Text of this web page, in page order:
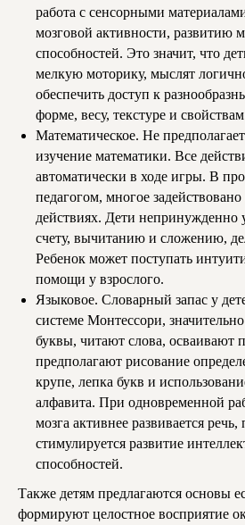
работа с сенсорными
мозговой активности, развитию
способностей. Это значит, что
мелкую моторику, мыслят
обеспечить доступ к
форме, весу, текстуре и
Математическое. Не
изучение математики. Все
автоматически в ходе игры. В
педагогом, многое
действиях. Дети непринужденно
счету, вычитанию и сложению,
Ребенок может поступать
помощи у взрослого.
Языковое. Словарный запас у
системе Монтессори,
буквы, читают слова, осваивают
предполагают рисование
крупе, лепка букв и
алфавита. При одновременной
мозга активнее развивается
стимулируется развитие
способностей.
Также детям предлагаются основы
формируют целостное восприятие